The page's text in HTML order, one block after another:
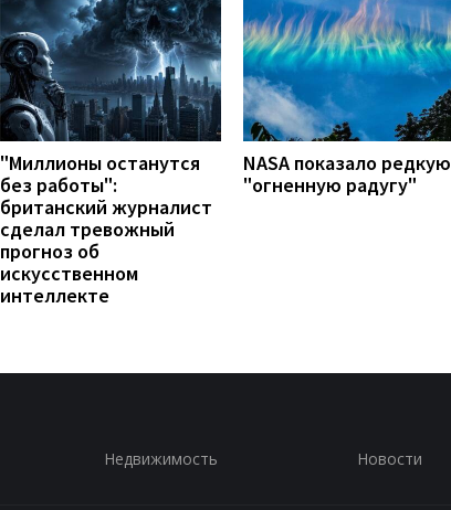
"Миллионы останутся
без работы":
британский журналист
сделал тревожный
прогноз об
искусственном
интеллекте
NASA показало редкую
"огненную радугу"
Недвижимость Новости